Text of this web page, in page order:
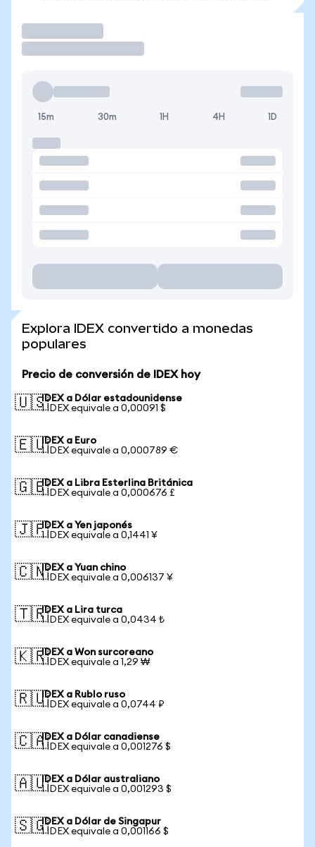
15m 30m 1H 4H 1D
Explora IDEX convertido a monedas
populares
Precio de conversión de IDEX hoy
🇺🇸IDEX a Dólar estadounidense
1 IDEX equivale a 0,00091 $
🇪🇺IDEX a Euro
1 IDEX equivale a 0,000789 €
🇬🇧IDEX a Libra Esterlina Británica
1 IDEX equivale a 0,000676 £
🇯🇵IDEX a Yen japonés
1 IDEX equivale a 0,1441 ¥
🇨🇳IDEX a Yuan chino
1 IDEX equivale a 0,006137 ¥
🇹🇷IDEX a Lira turca
1 IDEX equivale a 0,0434 ₺
🇰🇷IDEX a Won surcoreano
1 IDEX equivale a 1,29 ₩
🇷🇺IDEX a Rublo ruso
1 IDEX equivale a 0,0744 ₽
🇨🇦IDEX a Dólar canadiense
1 IDEX equivale a 0,001276 $
🇦🇺IDEX a Dólar australiano
1 IDEX equivale a 0,001293 $
🇸🇬IDEX a Dólar de Singapur
1 IDEX equivale a 0,001166 $